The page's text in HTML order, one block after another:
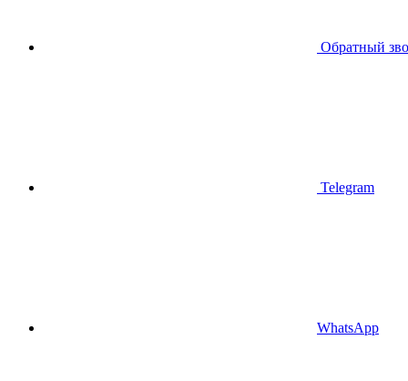
Обратный
Telegram
WhatsApp